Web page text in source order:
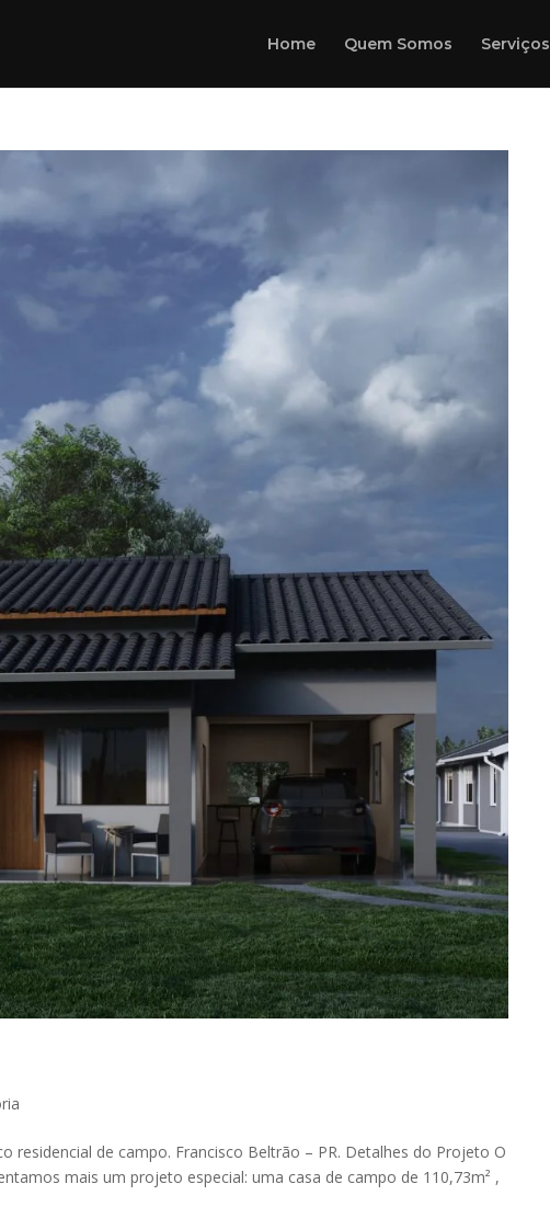
Home Quem Somos Serviços
residencial de campo. Francisco Beltrão – PR. Detalhes do Projeto O
mais um projeto especial: uma casa de campo de 110,73m² ,